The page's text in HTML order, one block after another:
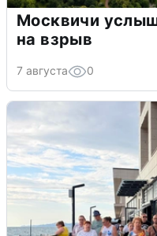
Москвичи
на взрыв
7 августа 0